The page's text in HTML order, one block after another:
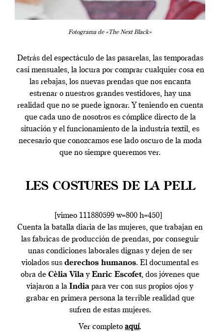
Fotograma de «The Next Black»
Detrás del espectáculo de las pasarelas, las temporadas
casi mensuales, la locura por comprar cualquier cosa en
las rebajas, los nuevas prendas que nos encanta
estrenar o nuestros grandes vestidores, hay una
realidad que no se puede ignorar. Y teniendo en cuenta
que cada uno de nosotros es cómplice directo de la
situación y el funcionamiento de la industria textil, es
necesario que conozcamos ese lado oscuro de la moda
que no siempre queremos ver.
LES COSTURES DE LA PELL
[vimeo 111880599 w=800 h=450]
Cuenta la batalla diaria de las mujeres, que trabajan en
las fabricas de producción de prendas, por conseguir
unas condiciones laborales dignas y dejen de ser
violados sus derechos humanos. El documental es
obra de Cèlia VilayEnric Escofet, dos jóvenes que
viajaron a la India para ver con sus propios ojos y
grabar en primera persona la terrible realidad que
sufren de estas mujeres.
Ver completo aquí.